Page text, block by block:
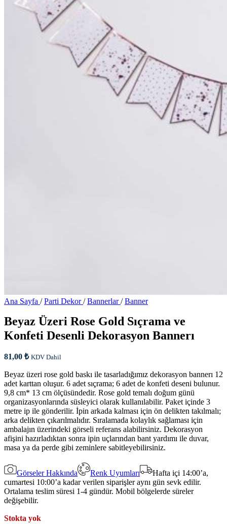
Ana Sayfa / Parti Dekor/ Bannerlar/ Banner
Beyaz Üzeri Rose Gold Sıçrama ve
Konfeti Desenli Dekorasyon Bannerı
81,00 ₺ KDV Dahil
Beyaz üzeri rose gold baskı ile tasarladığımız dekorasyon bannerı 12
adet karttan oluşur. 6 adet sıçrama; 6 adet de konfeti deseni bulunur.
9,8 cm* 13 cm ölçüsündedir. Rose gold temalı doğum günü
organizasyonlarında süsleyici olarak kullanılabilir. Paket içinde 3
metre ip ile gönderilir. İpin arkada kalması için ön delikten takılmalı;
arka delikten çıkarılmalıdır. Sıralamada kolaylık sağlaması için
ambalajın üzerindeki görseli referans alabilirsiniz. Dekorasyon
afişini hazırladıktan sonra ipin uçlarından bant yardımı ile duvar,
masa ya da perde gibi zeminlere sabitleyebilirsiniz.
Görseler Hakkında Renk Uyumları
Hafta içi 14:00’a,
cumartesi 10:00’a kadar verilen siparişler aynı gün sevk edilir.
Ortalama teslim süresi 1-4 gündür. Mobil bölgelerde süreler
değişebilir.
Stokta yok